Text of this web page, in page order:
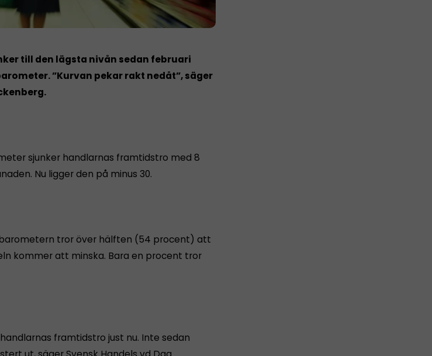
till den lägsta nivån sedan februari
”Kurvan pekar rakt nedåt”, säger
sjunker handlarnas framtidstro med 8
Nu ligger den på minus 30.
tror över hälften (54 procent) att
kommer att minska. Bara en procent tror
framtidstro just nu. Inte sedan